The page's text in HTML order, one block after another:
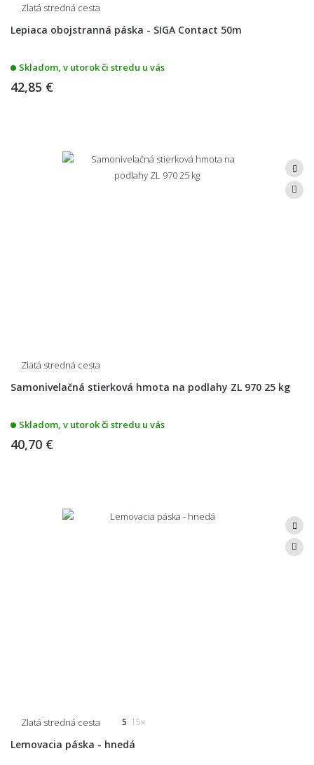
Zlatá stredná cesta
Lepiaca obojstranná páska - SIGA Contact 50m
Skladom, v utorok či stredu u vás
42,85 €
Zlatá stredná cesta
Samonivelačná stierková hmota na podlahy ZL 970 25 kg
Skladom, v utorok či stredu u vás
40,70 €
Zlatá stredná cesta 5 15x
Lemovacia páska - hnedá